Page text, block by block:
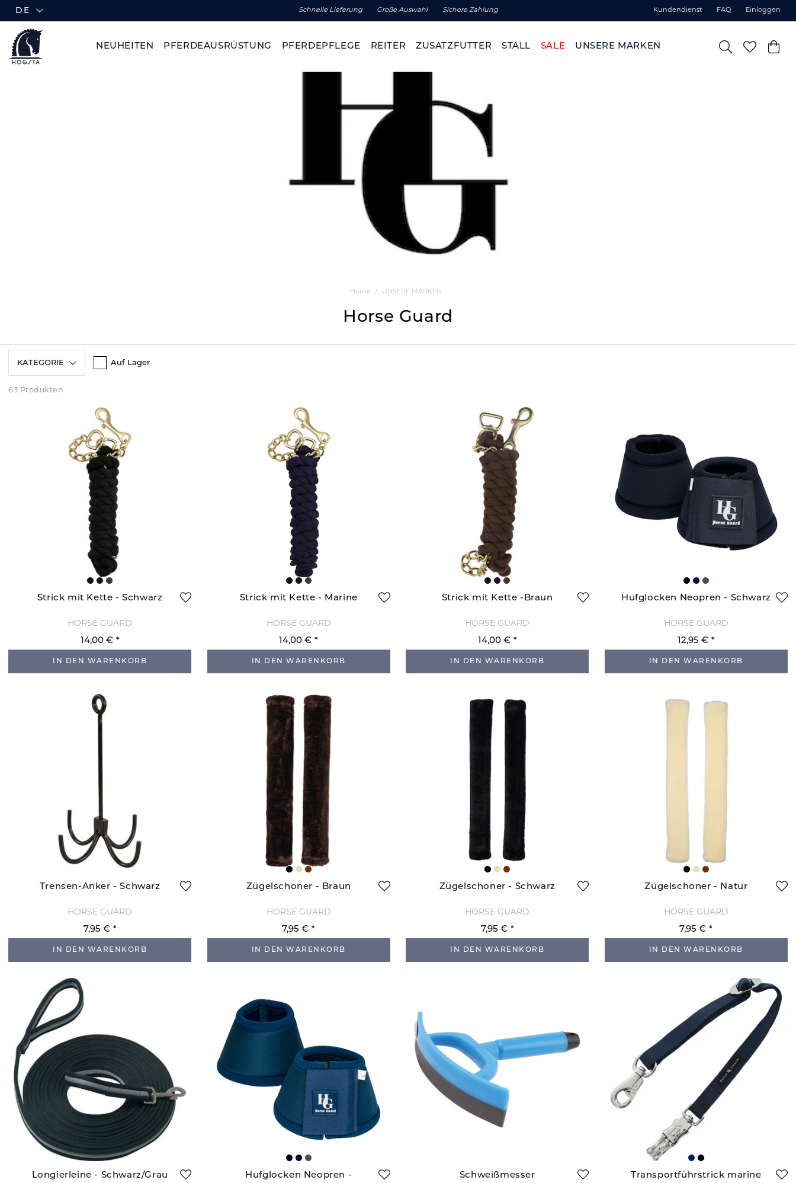
DE Schnelle Lieferung Große Auswahl Sichere Zahlung Kundendienst FAQ Einloggen
NEUHEITEN PFERDEAUSRÜSTUNG PFERDEPFLEGE REITER ZUSATZFUTTER STALL SALE UNSERE MARKEN
Home UNSERE MARKEN
Horse Guard
KATEGORIE Auf Lager
63 Produkten
Strick mit Kette - Schwarz
HORSE GUARD
14,00 €
IN DEN WARENKORB
Strick mit Kette - Marine
HORSE GUARD
14,00 €
IN DEN WARENKORB
Strick mit Kette -Braun
HORSE GUARD
14,00 €
IN DEN WARENKORB
Hufglocken Neopren - Schwarz
HORSE GUARD
12,95 €
IN DEN WARENKORB
Trensen-Anker - Schwarz
HORSE GUARD
7,95 €
IN DEN WARENKORB
Zügelschoner - Braun
HORSE GUARD
7,95 €
IN DEN WARENKORB
Zügelschoner - Schwarz
HORSE GUARD
7,95 €
IN DEN WARENKORB
Zügelschoner - Natur
HORSE GUARD
7,95 €
IN DEN WARENKORB
Longierleine - Schwarz/Grau
Hufglocken Neopren -
Schweißmesser Transportführstrick marine